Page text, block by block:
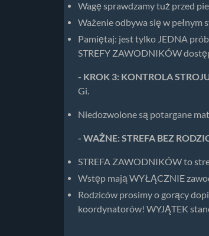
Wagę sprawdzamy tuż przed
Ważenie odbywa się w pełnym
Pamiętaj: jest tylko JEDNA
STREFY ZAWODNIKÓW
- KROK 3: KONTROLA
Gi.
Niedozwolone są potargane
- WAŻNE: STREFA BEZ
STREFA ZAWODNIKÓW to
Wstęp mają WYŁĄCZNIE
Rodziców prosimy o gorący
koordynatorów! WYJĄTEK